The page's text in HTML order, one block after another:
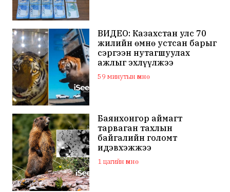
ВИДЕО: Казахстан улс 70
жилийн өмнө устсан барыг
сэргээн нутагшуулах
ажлыг эхлүүлжээ
59 минутын өмнө
Баянхонгор аймагт
тарваган тахлын
байгалийн голомт
идэвхэжжээ
1 цагийн өмнө